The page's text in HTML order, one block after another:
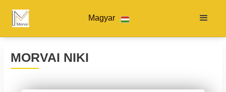
Magyar
MORVAI NIKI